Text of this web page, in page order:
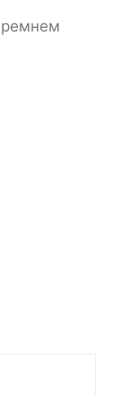
ремнем